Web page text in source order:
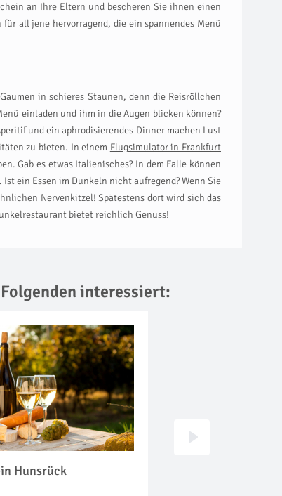
an Ihre Eltern und bescheren Sie ihnen einen
all jene hervorragend, die ein spannendes Menü
in schieres Staunen, denn die Reisröllchen
einladen und ihm in die Augen blicken können?
und ein aphrodisierendes Dinner machen Lust
zu bieten. In einem Flugsimulator in Frankfurt
Gab es etwas Italienisches? In dem Falle können
ein Essen im Dunkeln nicht aufregend? Wenn Sie
Nervenkitzel! Spätestens dort wird sich das
bietet reichlich Genuss!
interessiert:
Hunsrück